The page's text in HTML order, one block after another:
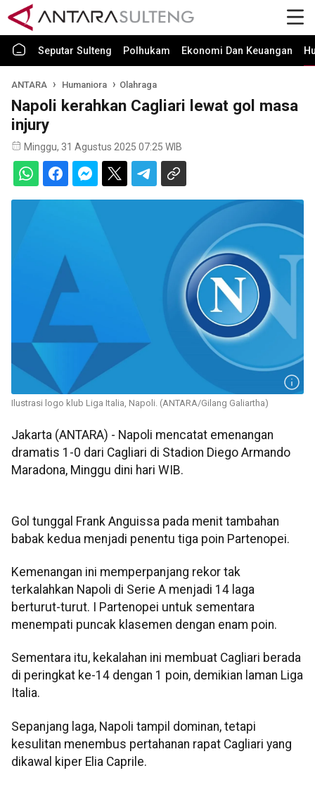
Seputar Sulteng Polhukam Ekonomi Dan Keuangan
ANTARA Humaniora Olahraga
Napoli kerahkan Cagliari lewat gol masa
injury
Minggu, 31 Agustus 2025 07:25 WIB
Ilustrasi logo klub Liga Italia, Napoli. (ANTARA/Gilang Galiartha)
Jakarta (ANTARA) - Napoli mencatat emenangan
dramatis 1-0 dari Cagliari di Stadion Diego Armando
Maradona, Minggu dini hari WIB.
Gol tunggal Frank Anguissa pada menit tambahan
babak kedua menjadi penentu tiga poin Partenopei.
Kemenangan ini memperpanjang rekor tak
terkalahkan Napoli di Serie A menjadi 14 laga
berturut-turut. I Partenopei untuk sementara
menempati puncak klasemen dengan enam poin.
Sementara itu, kekalahan ini membuat Cagliari berada
di peringkat ke-14 dengan 1 poin, demikian laman Liga
Italia.
Sepanjang laga, Napoli tampil dominan, tetapi
kesulitan menembus pertahanan rapat Cagliari yang
dikawal kiper Elia Caprile.